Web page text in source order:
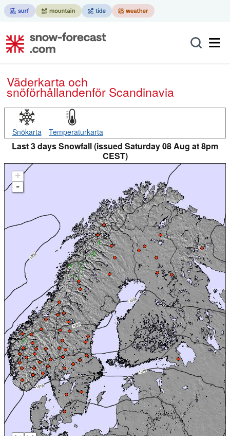
Väderkarta och
snöförhållandenför Scandinavia
Snökarta Temperaturkarta
Last 3 days Snowfall (issued Saturday 08 Aug at 8pm
CEST)
+
-